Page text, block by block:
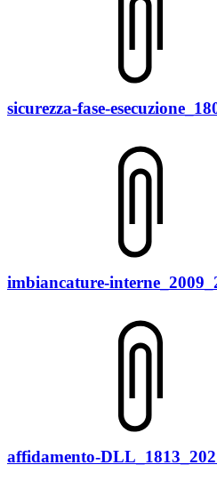
sicurezza-fase-
imbiancature-
affidamento-